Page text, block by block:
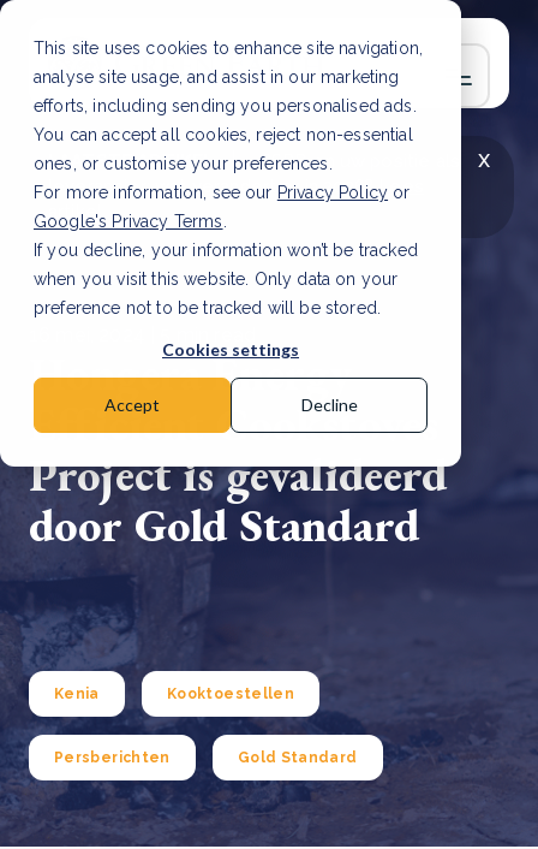
This site uses cookies to enhance site navigation,
analyse site usage, and assist in our marketing
efforts, including sending you personalised ads.
You can accept all cookies, reject non-essential
ones, or customise your preferences.
For more information, see our Privacy Policy or
Google's Privacy Terms
If you decline, your information won’t be tracked
when you visit this website. Only data on your
preference not to be tracked will be stored.
Cookies settings
Accept Decline
x
LAATSTE ARTIKEL
CSRD en uw positie als
leverancier: wat verandert er in 2026?Lees
artikel
Hongera Energy
Efficient Cookstoves
Project is gevalideerd
door Gold Standard
Kenia Kooktoestellen
Persberichten Gold Standard